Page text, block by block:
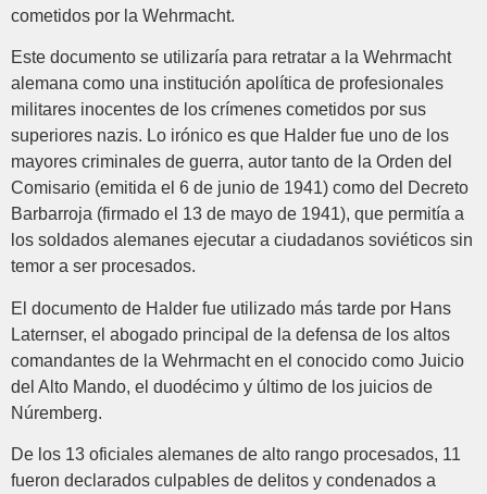
cometidos por la Wehrmacht.
Este documento se utilizaría para retratar a la Wehrmacht
alemana como una institución apolítica de profesionales
militares inocentes de los crímenes cometidos por sus
superiores nazis. Lo irónico es que Halder fue uno de los
mayores criminales de guerra, autor tanto de la Orden del
Comisario (emitida el 6 de junio de 1941) como del Decreto
Barbarroja (firmado el 13 de mayo de 1941), que permitía a
los soldados alemanes ejecutar a ciudadanos soviéticos sin
temor a ser procesados.
El documento de Halder fue utilizado más tarde por Hans
Laternser, el abogado principal de la defensa de los altos
comandantes de la Wehrmacht en el conocido como Juicio
del Alto Mando, el duodécimo y último de los juicios de
Núremberg.
De los 13 oficiales alemanes de alto rango procesados, 11
fueron declarados culpables de delitos y condenados a